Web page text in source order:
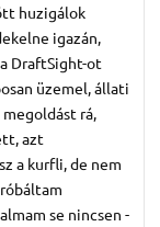
huzigálok
igazán,
DraftSight-ot
üzemel, állati
rá,
azt
a kurfli, de nem
se nincsen -